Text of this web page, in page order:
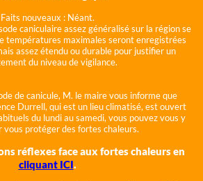
Faits nouveaux : Néant.
caniculaire assez généralisé sur la région se
températures maximales seront enregistrées
assez étendu ou durable pour justifier un
du niveau de vigilance.
de canicule, M. le maire vous informe que
Durrell, qui est un lieu climatisé, est ouvert
du lundi au samedi, vous pouvez vous y
vous protéger des fortes chaleurs.
réflexes face aux fortes chaleurs en
cliquant ICI.